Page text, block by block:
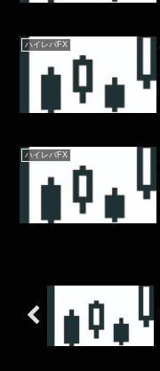
ハイレバFX
ハイレバFX